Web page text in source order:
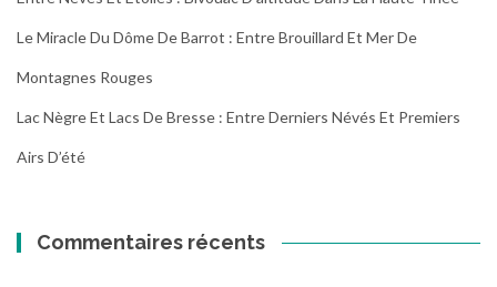
Le Miracle Du Dôme De Barrot : Entre Brouillard Et Mer De
Montagnes Rouges
Lac Nègre Et Lacs De Bresse : Entre Derniers Névés Et Premiers
Airs D’été
Commentaires récents